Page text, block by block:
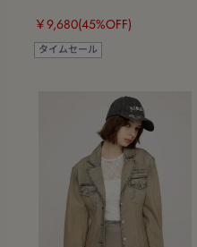
￥9,680(45%OFF)
タイムセール